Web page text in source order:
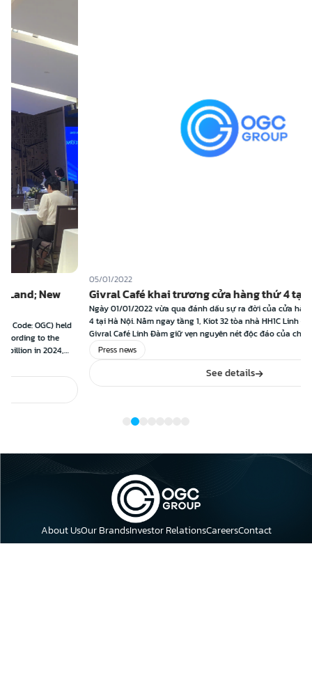
held
Press news
Givral Café khai trương cửa hàng thứ 4 tại Hà Nội
Ngày 01/01/2022 vừa qua đánh dấu sự ra đời của cửa hàng Givral Café
4 tại Hà Nội. Nằm ngay tầng 1, Kiot 32 tòa nhà HH1C Linh Đàm, Hoàng Mai,
Givral Café Linh Đàm giữ vẹn nguyên nét độc đáo của chuỗi Givral
Café với không gian sang trọng, ấm cúng […]
About UsOur BrandsInvestor RelationsCareersContact